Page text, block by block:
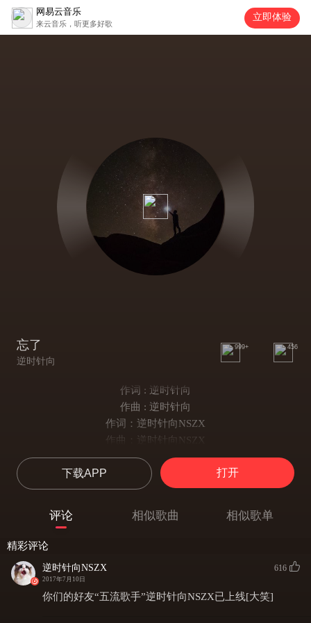
网易云音乐
来云音乐，听更多好歌
立即体验
忘了
逆时针向
999+ 456
作词 : 逆时针向
作曲 : 逆时针向
作词：逆时针向NSZX
作曲：逆时针向NSZX
编曲：逆时针向NSZX
演唱：逆时针向NSZX
多少个 走过的时刻
那一年 的夏天
没完成 的心愿
下载APP 打开
评论 相似歌曲 相似歌单
精彩评论
逆时针向NSZX
2017年7月10日
616
你们的好友“五流歌手”逆时针向NSZX已上线[大笑]